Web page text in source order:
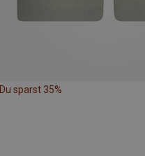
Du sparst 35%